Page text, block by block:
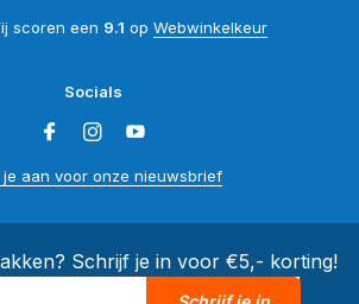
scoren een 9.1 op Webwinkelkeur
Socials
je aan voor onze nieuwsbrief
Schrijf je in voor €5,- korting!